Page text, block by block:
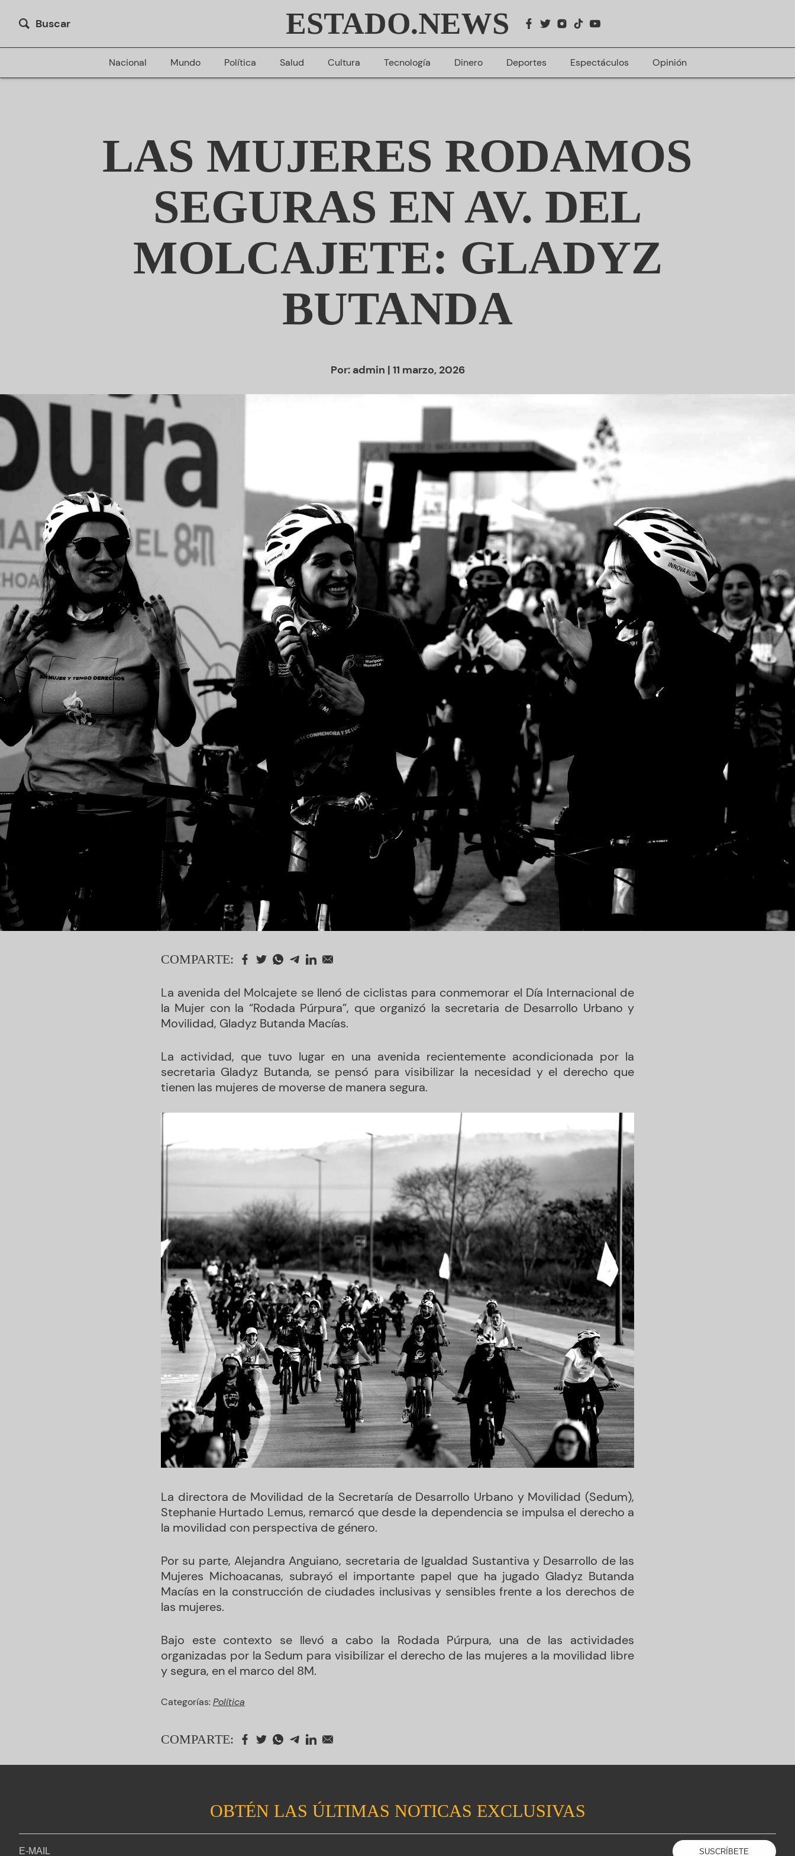
Buscar ESTADO.NEWS
Nacional Mundo Política Salud Cultura Tecnología Dinero Deportes Espectáculos Opinión
LAS MUJERES RODAMOS
SEGURAS EN AV. DEL
MOLCAJETE: GLADYZ
BUTANDA
Por: admin | 11 marzo, 2026
COMPARTE:
La avenida del Molcajete se llenó de ciclistas para conmemorar el Día Internacional de
la Mujer con la “Rodada Púrpura”, que organizó la secretaria de Desarrollo Urbano y
Movilidad, Gladyz Butanda Macías.
La actividad, que tuvo lugar en una avenida recientemente acondicionada por la
secretaria Gladyz Butanda, se pensó para visibilizar la necesidad y el derecho que
tienen las mujeres de moverse de manera segura.
La directora de Movilidad de la Secretaría de Desarrollo Urbano y Movilidad (Sedum),
Stephanie Hurtado Lemus, remarcó que desde la dependencia se impulsa el derecho a
la movilidad con perspectiva de género.
Por su parte, Alejandra Anguiano, secretaria de Igualdad Sustantiva y Desarrollo de las
Mujeres Michoacanas, subrayó el importante papel que ha jugado Gladyz Butanda
Macías en la construcción de ciudades inclusivas y sensibles frente a los derechos de
las mujeres.
Bajo este contexto se llevó a cabo la Rodada Púrpura, una de las actividades
organizadas por la Sedum para visibilizar el derecho de las mujeres a la movilidad libre
y segura, en el marco del 8M.
Categorías:Política
COMPARTE:
OBTÉN LAS ÚLTIMAS NOTICAS EXCLUSIVAS